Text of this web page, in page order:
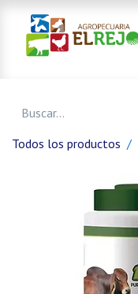
Todos los productos